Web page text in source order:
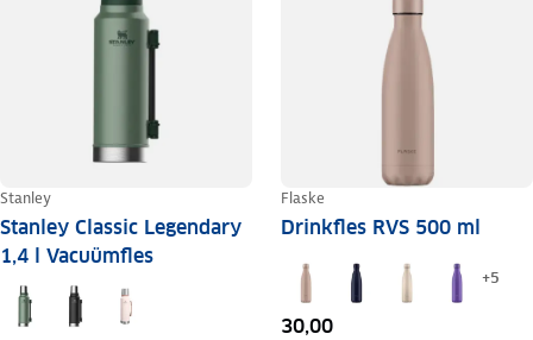
Stanley
Stanley Classic Legendary
1,4 l Vacuümfles
Flaske
Drinkfles RVS 500 ml
+5
30,00